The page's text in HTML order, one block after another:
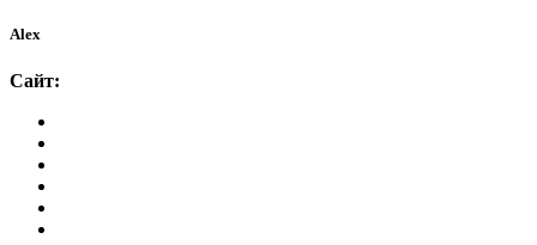
Alex
Сайт: